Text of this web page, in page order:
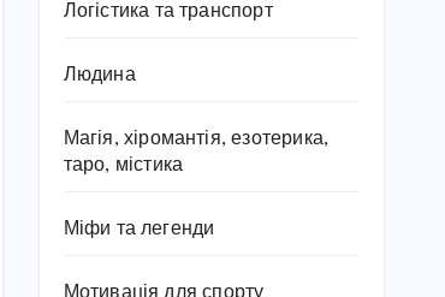
Логістика та транспорт
Людина
Магія, хіромантія, езотерика,
таро, містика
Міфи та легенди
Мотивація для спорту